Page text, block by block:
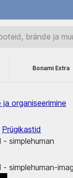
Bonami Extra
ja organiseerimine
Prügikastid